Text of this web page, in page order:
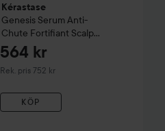
Kérastase
Genesis Serum Anti-
Chute Fortifiant Scalp
Serum 90 ml
564 kr
Rek. pris 752 kr
Rekommenderat pris 752 kr
KÖP